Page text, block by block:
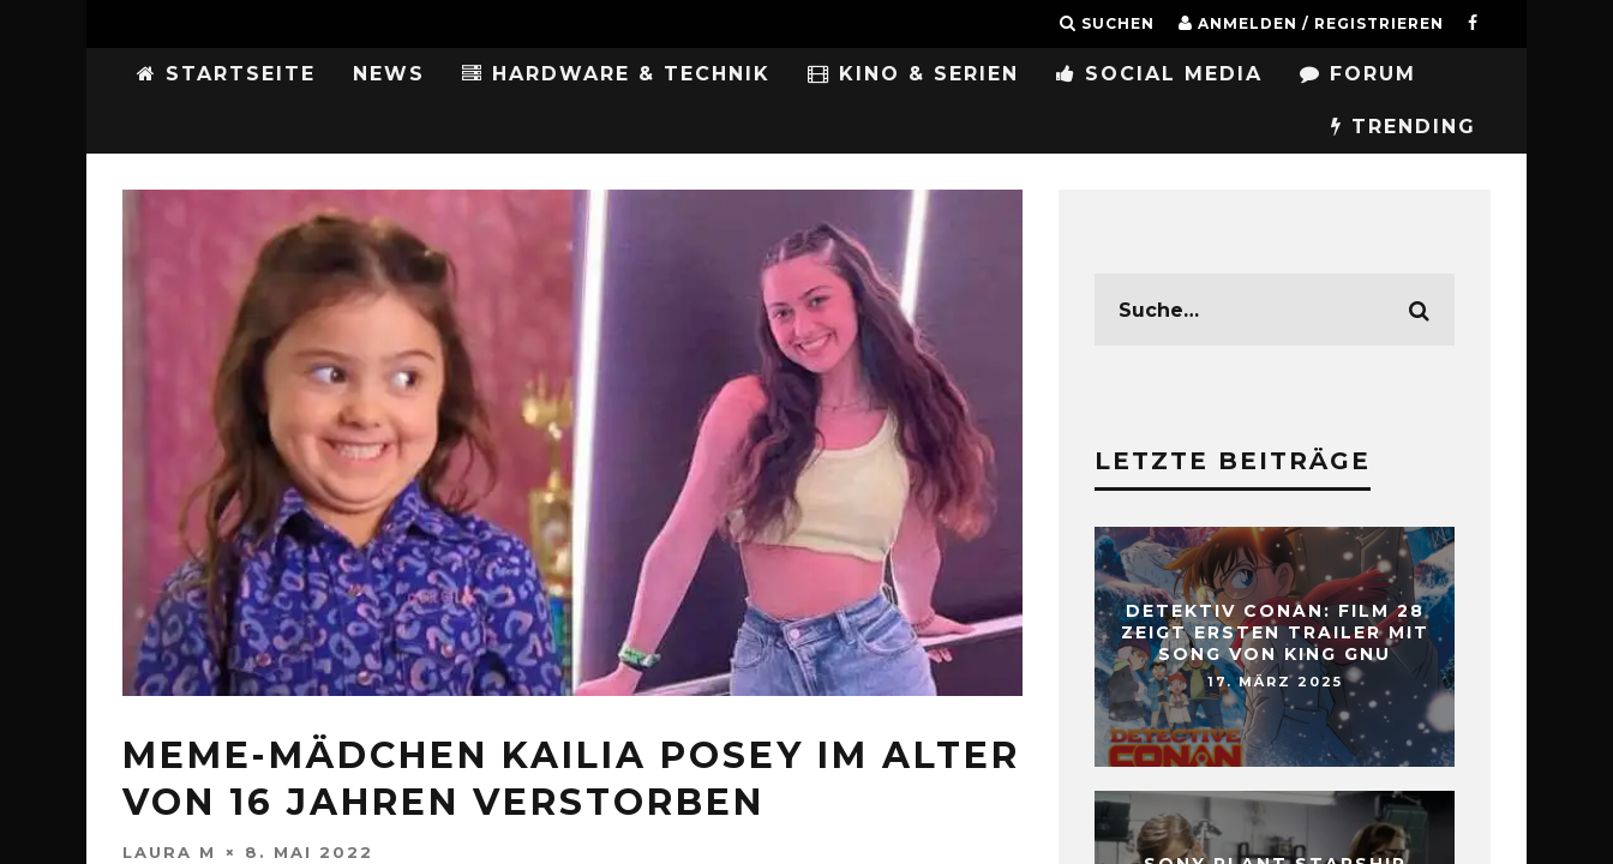
SUCHEN ANMELDEN / REGISTRIEREN
STARTSEITE NEWS HARDWARE & TECHNIK KINO & SERIEN SOCIAL MEDIA FORUM
TRENDING
MEME-MÄDCHEN KAILIA POSEY IM ALTER
VON 16 JAHREN VERSTORBEN
LAURA M 8. MAI 2022
LETZTE BEITRÄGE
DETEKTIV CONAN: FILM 28
ZEIGT ERSTEN TRAILER MIT
SONG VON KING GNU
17. MÄRZ 2025